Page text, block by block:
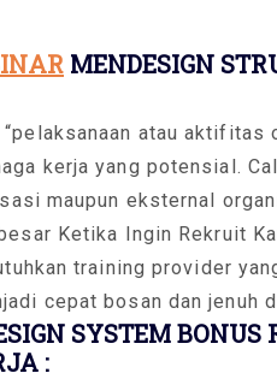
MENDESIGN
atau aktifitas
kerja yang potensial.
maupun eksternal
Ketika Ingin Rekruit
training provider
cepat bosan dan jenuh
SYSTEM BONUS
: